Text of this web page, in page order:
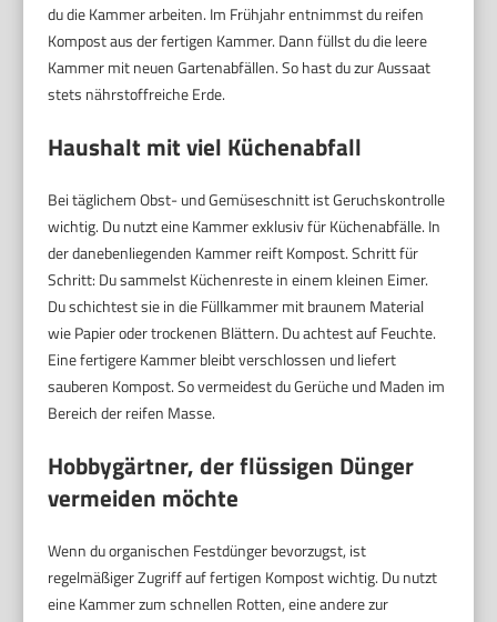
du die Kammer arbeiten. Im Frühjahr entnimmst du reifen
Kompost aus der fertigen Kammer. Dann füllst du die leere
Kammer mit neuen Gartenabfällen. So hast du zur Aussaat
stets nährstoffreiche Erde.
Haushalt mit viel Küchenabfall
Bei täglichem Obst- und Gemüseschnitt ist Geruchskontrolle
wichtig. Du nutzt eine Kammer exklusiv für Küchenabfälle. In
der danebenliegenden Kammer reift Kompost. Schritt für
Schritt: Du sammelst Küchenreste in einem kleinen Eimer.
Du schichtest sie in die Füllkammer mit braunem Material
wie Papier oder trockenen Blättern. Du achtest auf Feuchte.
Eine fertigere Kammer bleibt verschlossen und liefert
sauberen Kompost. So vermeidest du Gerüche und Maden im
Bereich der reifen Masse.
Hobbygärtner, der flüssigen Dünger
vermeiden möchte
Wenn du organischen Festdünger bevorzugst, ist
regelmäßiger Zugriff auf fertigen Kompost wichtig. Du nutzt
eine Kammer zum schnellen Rotten, eine andere zur